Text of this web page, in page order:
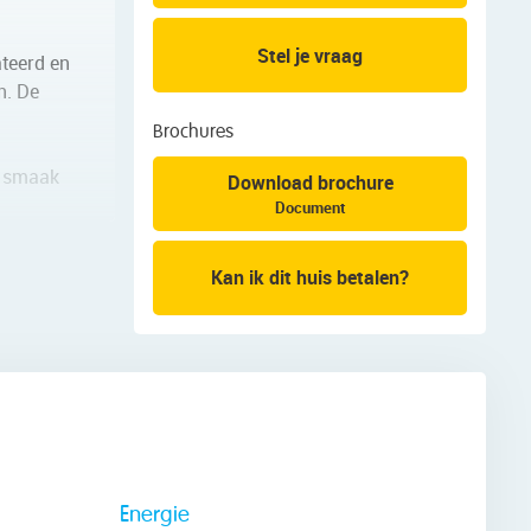
en
De
Stel je vraag
Brochures
Download brochure
Document
Kan ik dit huis betalen?
Energie